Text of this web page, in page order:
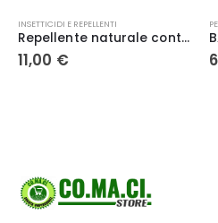
PELLET
6,50€